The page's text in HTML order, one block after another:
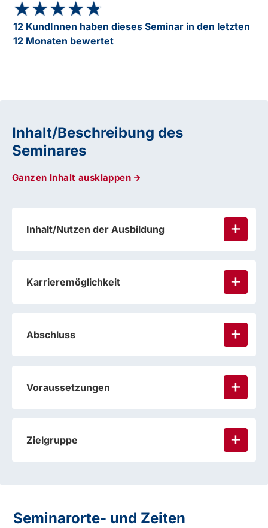
★★★★★
★★★★★
12 KundInnen haben dieses Seminar in den letzten
12 Monaten bewertet
Inhalt/Beschreibung des
Seminares
Ganzen Inhalt ausklappen
Inhalt/Nutzen der Ausbildung
Karrieremöglichkeit
Abschluss
Voraussetzungen
Zielgruppe
Seminarorte- und Zeiten